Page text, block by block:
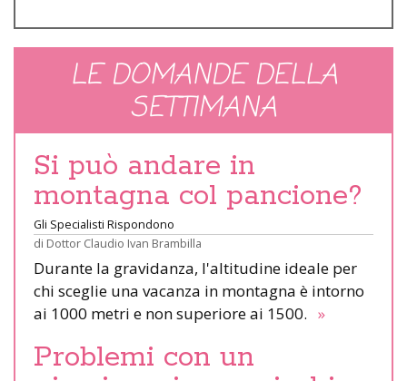
LE DOMANDE DELLA
SETTIMANA
Si può andare in
montagna col pancione?
Gli Specialisti Rispondono
di Dottor Claudio Ivan Brambilla
Durante la gravidanza, l'altitudine ideale per
chi sceglie una vacanza in montagna è intorno
ai 1000 metri e non superiore ai 1500. »
Problemi con un